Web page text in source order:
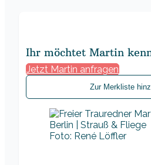
Ihr möchtet Martin
Jetzt Martin anfragen
Zur Merkliste
Foto: René Löffler